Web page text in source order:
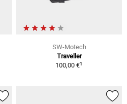
SW-Motech
Traveller
100,00 €1